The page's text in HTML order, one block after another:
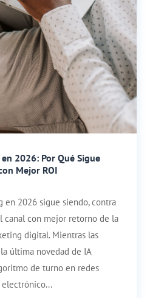
2026: Por Qué Sigue
Mejor ROI
en 2026 sigue siendo, contra
canal con mejor retorno de la
digital. Mientras las
última novedad de IA
de turno en redes
electrónico...